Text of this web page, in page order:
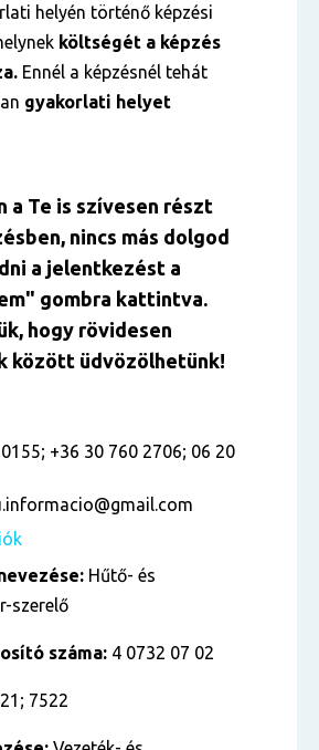
helyén történő képzési
költségét a képzés
Ennél a képzésnél tehát
gyakorlati helyet
a Te is szívesen részt
nincs más dolgod
a jelentkezést a
gombra kattintva.
hogy rövidesen
között üdvözölhetünk!
+36 30 760 2706; 06 20
Hűtő- és
szerelő
száma: 4 0732 07 02
7522